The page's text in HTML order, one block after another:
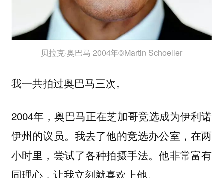
贝拉克·奥巴马 2004年©Martin Schoeller
我一共拍过奥巴马三次。
2004年，奥巴马正在芝加哥竞选成为伊利诺
伊州的议员。我去了他的竞选办公室，在两
小时里，尝试了各种拍摄手法。他非常富有
同理心，让我立刻就喜欢上他。